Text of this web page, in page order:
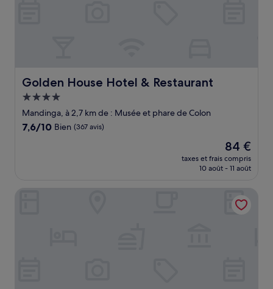
Golden House Hotel & Restaurant
Golden House Hotel & Restaurant
Hébergement
4.0 étoiles
Mandinga, à 2,7 km de : Musée et phare de Colon
7.6
7,6/10 Bien (367 avis)
Le
nouveau
prix
de
84 €
84 €
taxes et frais compris
10 août - 11 août